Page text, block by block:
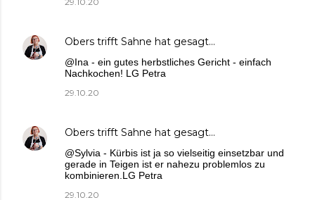
Obers trifft Sahne hat gesagt…
@Ina - ein gutes herbstliches Gericht - einfach
Nachkochen! LG Petra
29.10.20
Obers trifft Sahne hat gesagt…
@Sylvia - Kürbis ist ja so vielseitig einsetzbar und
gerade in Teigen ist er nahezu problemlos zu
kombinieren.LG Petra
29.10.20